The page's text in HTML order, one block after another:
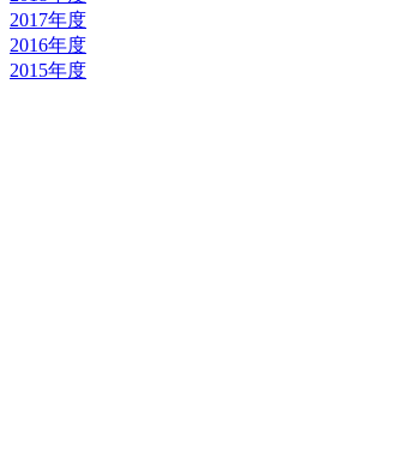
2017年度
2016年度
2015年度